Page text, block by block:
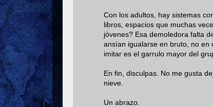
Con los adultos, hay sistemas
libros, espacios que muchas
jóvenes? Esa demoledora falta
ansían igualarse en bruto, no en
imitar es el garrulo mayor del
En fin, disculpas. No me gusta
nieve.
Un abrazo.